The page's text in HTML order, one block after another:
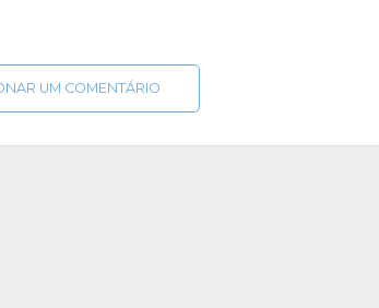
UM COMENTÁRIO